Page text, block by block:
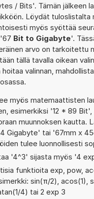
/ Bits'. Tämän jälkeen
Löydät tuloslistalta
myös syöttää
Bit to Gigabyte'.
arvo on tarkoitettu
tällä tavalla oikean
valinnan,
myös matemaattisten
esimerkiksi '12 * 89
muunnoksen kautta.
Gigabyte' tai '67mm x
tulee luonnollisesti
'4^3' sijasta myös '4
funktioita exp, pow,
sin(π/2), acos(1),
4) tai 2 exp 3